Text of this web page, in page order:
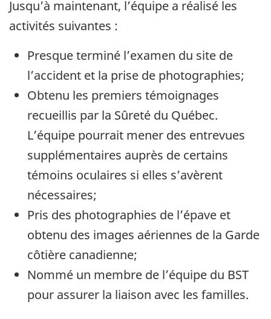
Jusqu’à maintenant, l’équipe a réalisé les
activités suivantes :
Presque terminé l’examen du site de
l’accident et la prise de photographies;
Obtenu les premiers témoignages
recueillis par la Sûreté du Québec.
L’équipe pourrait mener des entrevues
supplémentaires auprès de certains
témoins oculaires si elles s’avèrent
nécessaires;
Pris des photographies de l’épave et
obtenu des images aériennes de la Garde
côtière canadienne;
Nommé un membre de l’équipe du BST
pour assurer la liaison avec les familles.